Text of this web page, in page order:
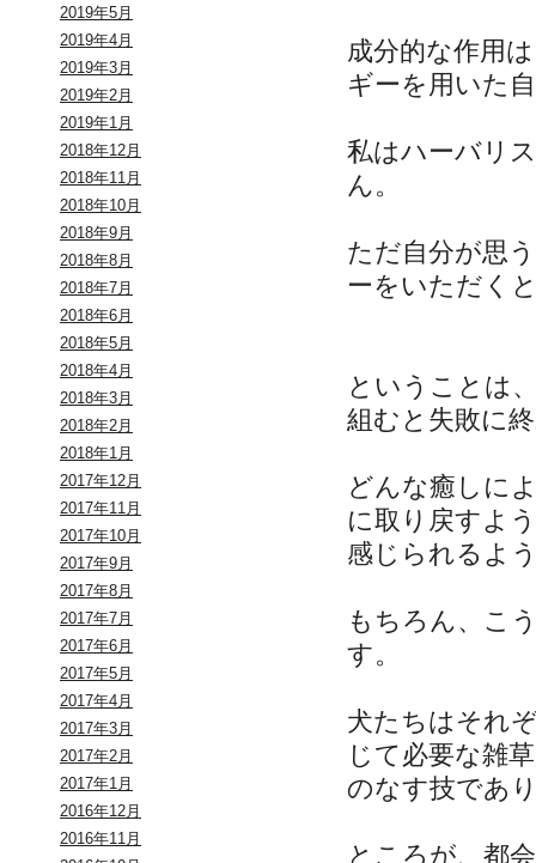
2019年5月
2019年4月
2019年3月
2019年2月
2019年1月
2018年12月
2018年11月
2018年10月
2018年9月
2018年8月
2018年7月
2018年6月
2018年5月
2018年4月
2018年3月
2018年2月
2018年1月
2017年12月
2017年11月
2017年10月
2017年9月
2017年8月
2017年7月
2017年6月
2017年5月
2017年4月
2017年3月
2017年2月
2017年1月
2016年12月
2016年11月
成分的な作用
ギーを用いた
私はハーバリ
ん。
ただ自分が思
ーをいただく
ということは
組むと失敗に
どんな癒しに
に取り戻すよ
感じられるよ
もちろん、こ
す。
犬たちはそれ
じて必要な雑
のなす技であ
ところが、都